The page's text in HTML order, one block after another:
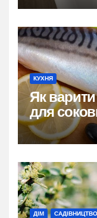
КУХНЯ
Як
для
ДІМ